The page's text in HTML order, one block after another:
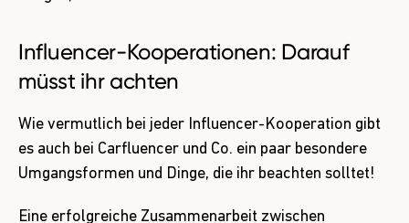
Influencer-Kooperationen: Darauf
müsst ihr achten
Wie vermutlich bei jeder Influencer-Kooperation gibt
es auch bei Carfluencer und Co. ein paar besondere
Umgangsformen und Dinge, die ihr beachten solltet!
Eine erfolgreiche Zusammenarbeit zwischen